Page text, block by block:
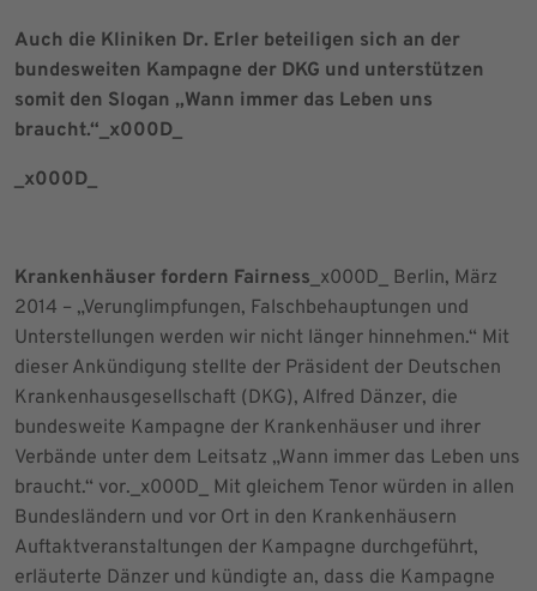
Auch die Kliniken Dr. Erler beteiligen sich an der
bundesweiten Kampagne der DKG und unterstützen
somit den Slogan „Wann immer das Leben uns
braucht.“_x000D_
_x000D_
Krankenhäuser fordern Fairness_x000D_ Berlin, März
2014 – „Verunglimpfungen, Falschbehauptungen und
Unterstellungen werden wir nicht länger hinnehmen.“ Mit
dieser Ankündigung stellte der Präsident der Deutschen
Krankenhausgesellschaft (DKG), Alfred Dänzer, die
bundesweite Kampagne der Krankenhäuser und ihrer
Verbände unter dem Leitsatz „Wann immer das Leben uns
braucht.“ vor._x000D_ Mit gleichem Tenor würden in allen
Bundesländern und vor Ort in den Krankenhäusern
Auftaktveranstaltungen der Kampagne durchgeführt,
erläuterte Dänzer und kündigte an, dass die Kampagne